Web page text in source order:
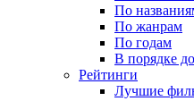
По
По жанрам
По годам
В порядке
Рейтинги
Лучшие